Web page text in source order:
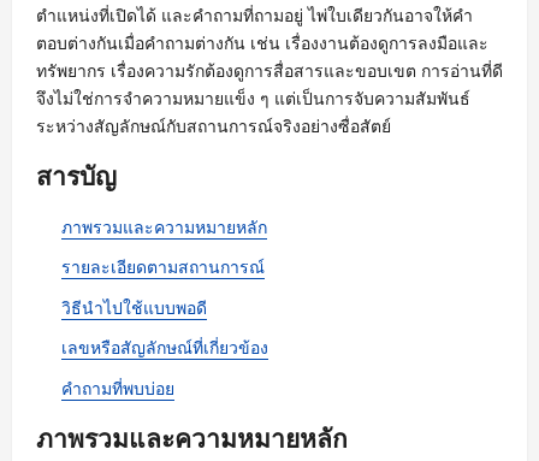
ตำแหน่งที่เปิดได้ และคำถามที่ถามอยู่ ไพ่ใบเดียวกันอาจให้คำ
ตอบต่างกันเมื่อคำถามต่างกัน เช่น เรื่องงานต้องดูการลงมือและ
ทรัพยากร เรื่องความรักต้องดูการสื่อสารและขอบเขต การอ่านที่ดี
จึงไม่ใช่การจำความหมายแข็ง ๆ แต่เป็นการจับความสัมพันธ์
ระหว่างสัญลักษณ์กับสถานการณ์จริงอย่างซื่อสัตย์
สารบัญ
ภาพรวมและความหมายหลัก
รายละเอียดตามสถานการณ์
วิธีนำไปใช้แบบพอดี
เลขหรือสัญลักษณ์ที่เกี่ยวข้อง
คำถามที่พบบ่อย
ภาพรวมและความหมายหลัก